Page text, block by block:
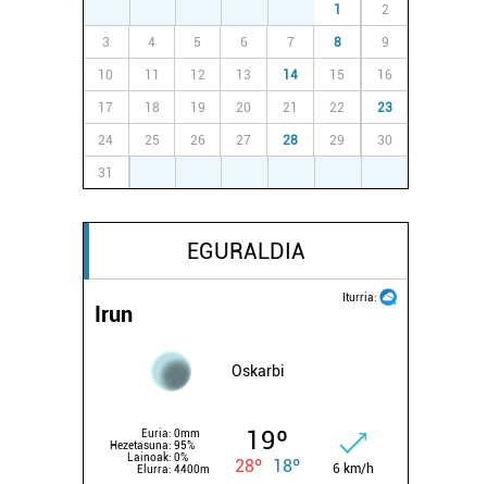
1 2
3 4 5 6 7 8 9
10 11 12 13 14 15 16
17 18 19 20 21 22 23
24 25 26 27 28 29 30
31
EGURALDIA
Iturria:
Irun
Oskarbi
Euria: 0mm
Hezetasuna: 95%
Lainoak: 0%
Elurra: 4400m
19º
28º 18º 6 km/h